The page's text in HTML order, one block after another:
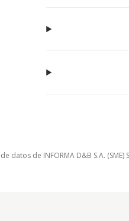
datos de INFORMA D&B S.A.